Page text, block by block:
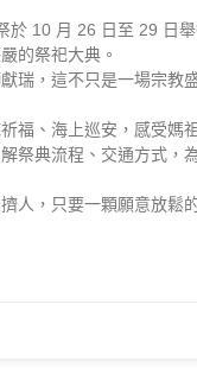
於 10 月 26 日至 29 日
的祭祀大典。
瑞，這不只是一場宗教
福、海上巡安，感受媽
祭典流程、交通方式，
人，只要一顆願意放鬆